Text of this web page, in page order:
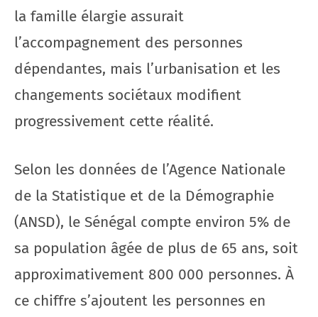
la famille élargie assurait
l’accompagnement des personnes
dépendantes, mais l’urbanisation et les
changements sociétaux modifient
progressivement cette réalité.
Selon les données de l’Agence Nationale
de la Statistique et de la Démographie
(ANSD), le Sénégal compte environ 5% de
sa population âgée de plus de 65 ans, soit
approximativement 800 000 personnes. À
ce chiffre s’ajoutent les personnes en